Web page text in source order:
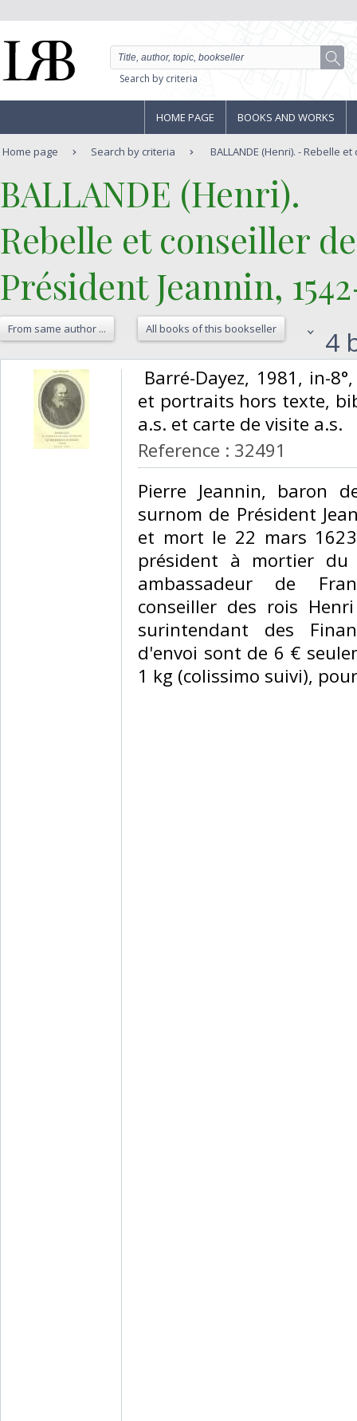
Search by criteria
HOME PAGE BOOKS AND WORKS
Home page Search by criteria BALLANDE (Henri). - Rebelle
‎BALLANDE (Henri).‎
‎Rebelle et conseiller
Président Jeannin,
From same author ... All books of this bookseller 4
Barré-Dayez, 1981, in-
et portraits hors texte,
a.s. et carte de visite a.s.‎
Reference : 32491
‎Pierre Jeannin, baron
surnom de Président
et mort le 22 mars
président à mortier du
ambassadeur de
conseiller des rois
surintendant des
d'envoi sont de 6 €
1 kg (colissimo suivi),